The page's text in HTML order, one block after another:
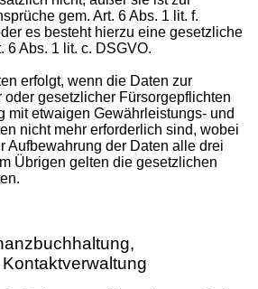
gem. Art. 6 Abs. 1 lit. f.
es besteht hierzu eine gesetzliche
6 Abs. 1 lit. c. DSGVO.
erfolgt, wenn die Daten zur
oder gesetzlicher Fürsorgepflichten
mit etwaigen Gewährleistungs- und
nicht mehr erforderlich sind, wobei
Aufbewahrung der Daten alle drei
Übrigen gelten die gesetzlichen